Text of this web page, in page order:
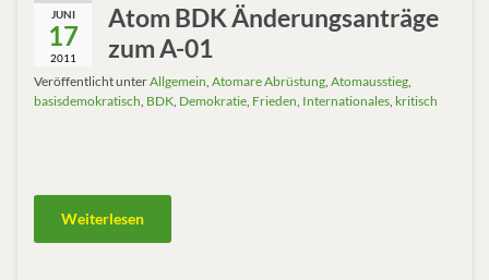
JUNI
17
2011
Atom BDK Änderungsanträge
zum A-01
Veröffentlicht unterAllgemein Atomare Abrüstung Atomausstieg
basisdemokratisch BDK Demokratie Frieden Internationales kritisch
Weiterlesen